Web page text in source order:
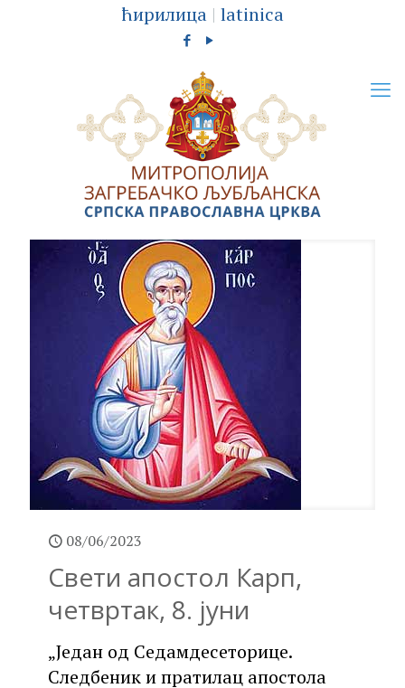
ћирилица | latinica
08/06/2023
Свети апостол Карп,
четвртак, 8. јуни
„Један од Седамдесеторице.
Следбеник и пратилац апостола